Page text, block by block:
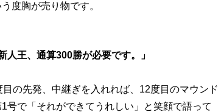
度胸が売り物です。
人王、通算300勝が必要です。」
の先発、中継ぎを入れれば、12度目のマウンド
号で「それができてうれしい」と笑顔で語って